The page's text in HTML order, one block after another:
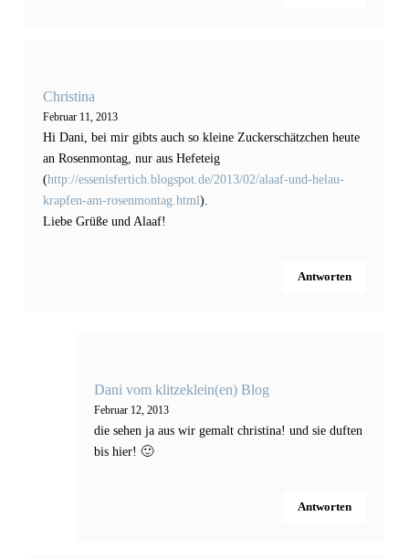
Christina
Februar 11, 2013
Hi Dani, bei mir gibts auch so kleine Zuckerschätzchen heute
an Rosenmontag, nur aus Hefeteig
(http://essenisfertich.blogspot.de/2013/02/alaaf-und-helau-
krapfen-am-rosenmontag.html).
Liebe Grüße und Alaaf!
Antworten
Dani vom klitzeklein(en) Blog
Februar 12, 2013
die sehen ja aus wir gemalt christina! und sie duften
bis hier! 🙂
Antworten